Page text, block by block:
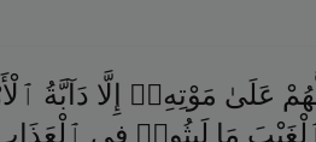
عَلَىٰ مَوْتِهِۦٓ إِلَّا دَآبَّةُ
مَا لَبِثُوا۟ فِى